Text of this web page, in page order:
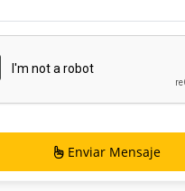
Enviar Mensaje